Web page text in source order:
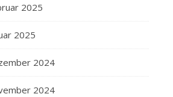
2025
2025
2024
2024